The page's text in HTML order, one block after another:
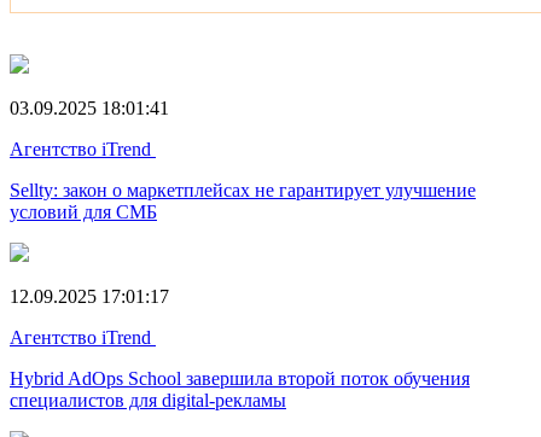
03.09.2025 18:01:41
Агентство iTrend
Sellty: закон о маркетплейсах не гарантирует улучшение
условий для СМБ
12.09.2025 17:01:17
Агентство iTrend
Hybrid AdOps School завершила второй поток обучения
специалистов для digital-рекламы